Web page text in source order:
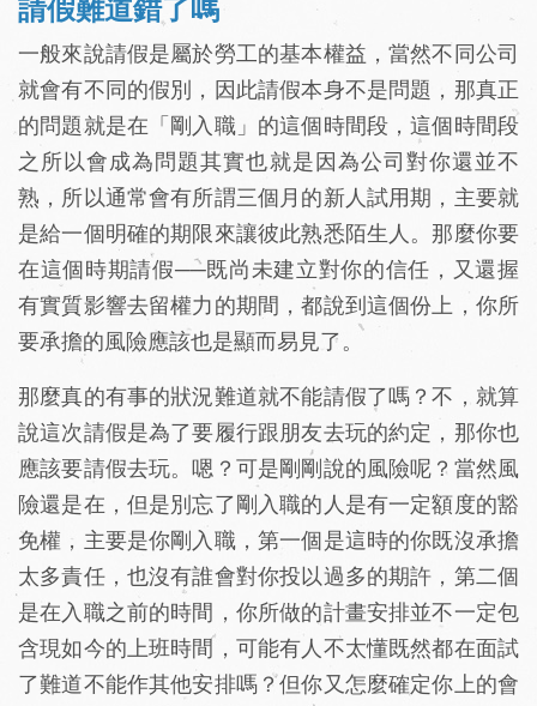
請假難道錯了嗎
一般來說請假是屬於勞工的基本權益，當然不同公司
就會有不同的假別，因此請假本身不是問題，那真正
的問題就是在「剛入職」的這個時間段，這個時間段
之所以會成為問題其實也就是因為公司對你還並不
熟，所以通常會有所謂三個月的新人試用期，主要就
是給一個明確的期限來讓彼此熟悉陌生人。那麼你要
在這個時期請假──既尚未建立對你的信任，又還握
有實質影響去留權力的期間，都說到這個份上，你所
要承擔的風險應該也是顯而易見了。
那麼真的有事的狀況難道就不能請假了嗎？不，就算
說這次請假是為了要履行跟朋友去玩的約定，那你也
應該要請假去玩。嗯？可是剛剛說的風險呢？當然風
險還是在，但是別忘了剛入職的人是有一定額度的豁
免權，主要是你剛入職，第一個是這時的你既沒承擔
太多責任，也沒有誰會對你投以過多的期許，第二個
是在入職之前的時間，你所做的計畫安排並不一定包
含現如今的上班時間，可能有人不太懂既然都在面試
了難道不能作其他安排嗎？但你又怎麼確定你上的會